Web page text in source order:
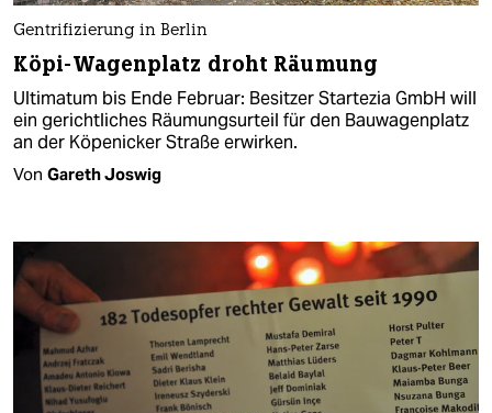
Gentrifizierung in Berlin
Köpi-Wagenplatz droht Räumung
Ultimatum bis Ende Februar: Besitzer Startezia GmbH will
ein gerichtliches Räumungsurteil für den Bauwagenplatz
an der Köpenicker Straße erwirken.
Von Gareth Joswig